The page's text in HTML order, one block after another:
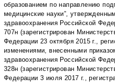
образованием по направлению
медицинские науки”,
здравоохранения Российской
707н (зарегистрирован
Федерации 23 октября 2015 г.,
изменениями, внесенными
здравоохранения Российской
328н (зарегистрирован
Федерации 3 июля 2017 г.,